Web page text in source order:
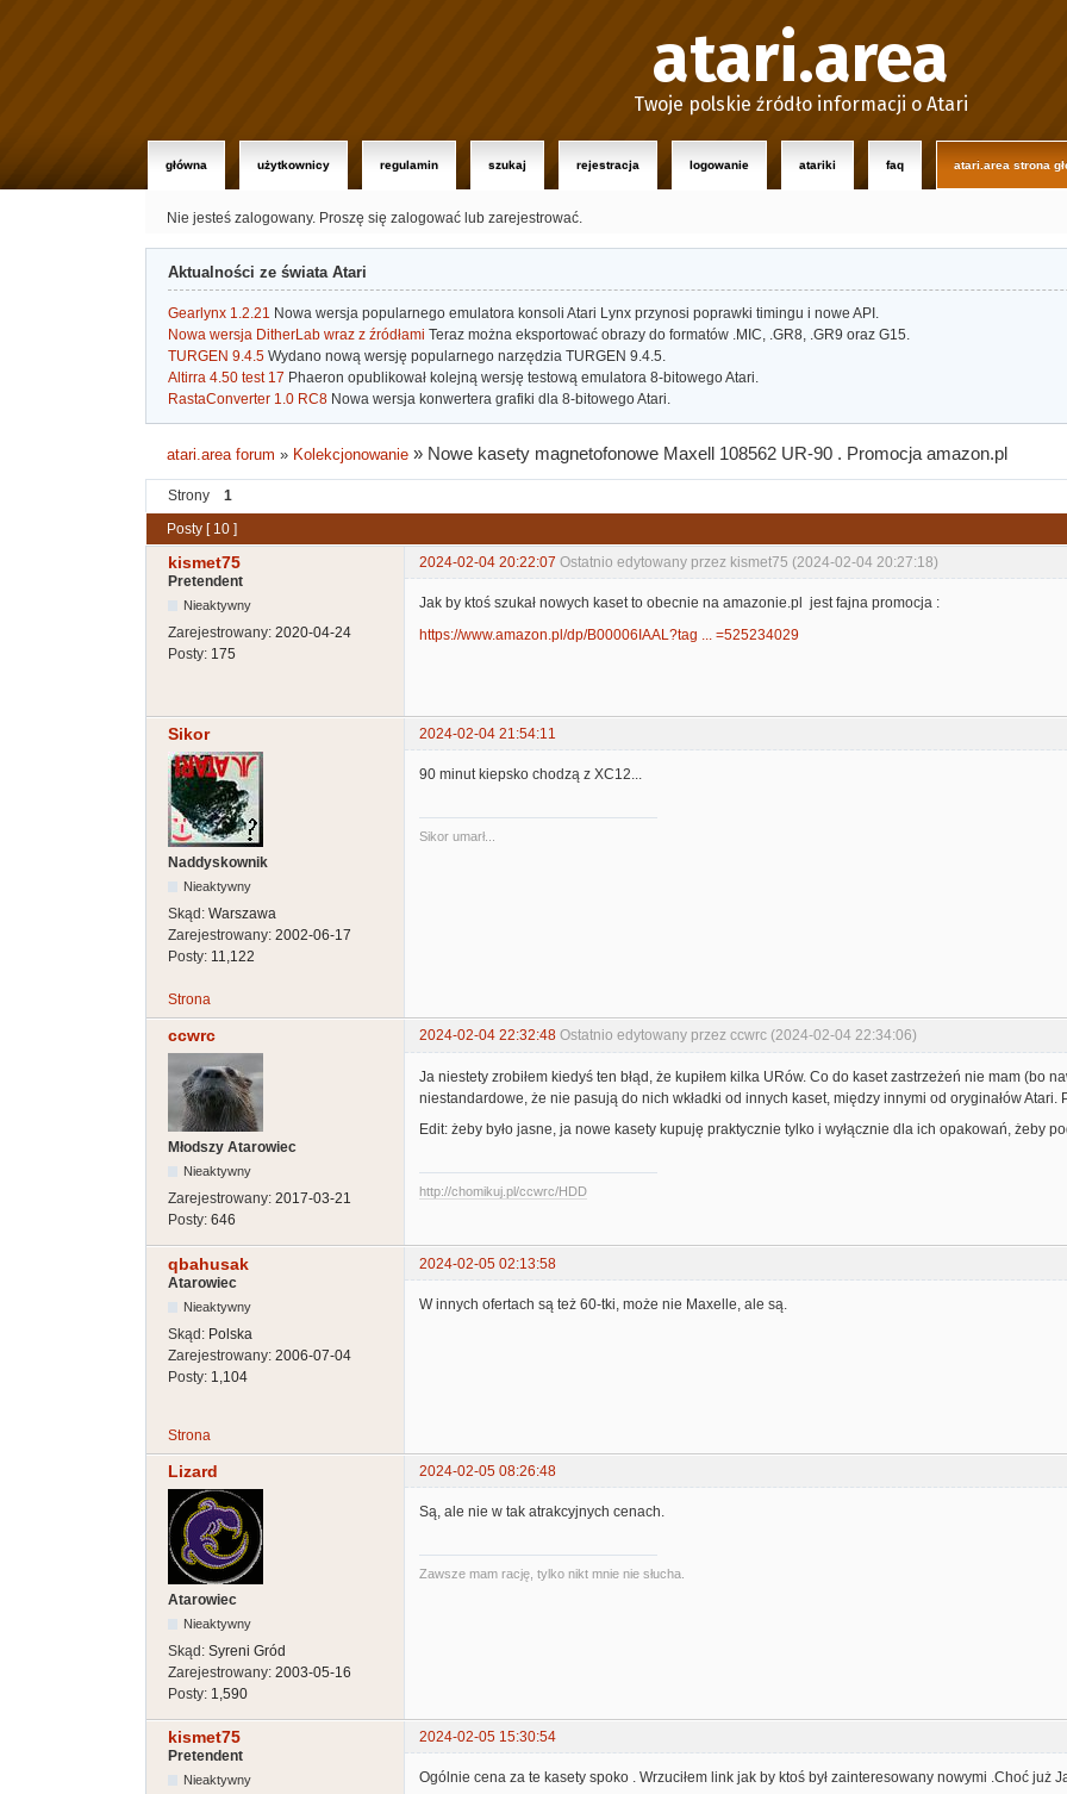
atari.area
Twoje polskie źródło informacji o Atari
główna użytkownicy regulamin szukaj rejestracja logowanie atariki faq atari.area strona
Nie jesteś zalogowany. Proszę się zalogować lub zarejestrować.
Aktualności ze świata Atari
Gearlynx 1.2.21 Nowa wersja popularnego emulatora konsoli Atari Lynx przynosi poprawki timingu i nowe API.
Nowa wersja DitherLab wraz z źródłami Teraz można eksportować obrazy do formatów .MIC, .GR8, .GR9 oraz G15.
TURGEN 9.4.5 Wydano nową wersję popularnego narzędzia TURGEN 9.4.5.
Altirra 4.50 test 17 Phaeron opublikował kolejną wersję testową emulatora 8-bitowego Atari.
RastaConverter 1.0 RC8 Nowa wersja konwertera grafiki dla 8-bitowego Atari.
atari.area forum » Kolekcjonowanie » Nowe kasety magnetofonowe Maxell 108562 UR-90 . Promocja amazon.pl
Strony 1
Posty [ 10 ]
kismet75 2024-02-04 20:22:07 Ostatnio edytowany przez kismet75 (2024-02-04 20:27:18)
Pretendent
Nieaktywny
Zarejestrowany: 2020-04-24
Posty: 175
Jak by ktoś szukał nowych kaset to obecnie na amazonie.pl jest fajna promocja :
https://www.amazon.pl/dp/B00006IAAL?tag ... =525234029
Sikor 2024-02-04 21:54:11
Naddyskownik
Nieaktywny
Skąd: Warszawa
Zarejestrowany: 2002-06-17
Posty: 11,122
90 minut kiepsko chodzą z XC12...
Sikor umarł...
Strona
ccwrc 2024-02-04 22:32:48 Ostatnio edytowany przez ccwrc (2024-02-04 22:34:06)
Młodszy Atarowiec
Nieaktywny
Zarejestrowany: 2017-03-21
Posty: 646
Ja niestety zrobiłem kiedyś ten błąd, że kupiłem kilka URów. Co do kaset zastrzeżeń nie mam (bo
niestandardowe, że nie pasują do nich wkładki od innych kaset, między innymi od oryginałów Atari.
Edit: żeby było jasne, ja nowe kasety kupuję praktycznie tylko i wyłącznie dla ich opakowań, żeby
http://chomikuj.pl/ccwrc/HDD
qbahusak
2024-02-05 02:13:58
Atarowiec
Nieaktywny
Skąd: Polska
Zarejestrowany: 2006-07-04
Posty: 1,104
W innych ofertach są też 60-tki, może nie Maxelle, ale są.
Strona
Lizard 2024-02-05 08:26:48
Atarowiec
Nieaktywny
Skąd: Syreni Gród
Zarejestrowany: 2003-05-16
Posty: 1,590
Są, ale nie w tak atrakcyjnych cenach.
Zawsze mam rację, tylko nikt mnie nie słucha.
kismet75
2024-02-05 15:30:54
Pretendent
Nieaktywny
Ogólnie cena za te kasety spoko . Wrzuciłem link jak by ktoś był zainteresowany nowymi .Choć już